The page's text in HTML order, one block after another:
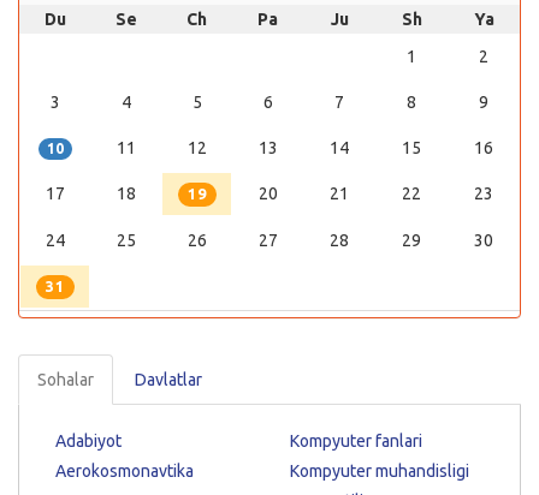
Du Se Ch Pa Ju Sh
Ya
1
2
3 4 5 6 7 8 9
10 11 12 13 14 15 16
17 18 19 20 21 22 23
24 25 26 27 28 29 30
31
Sohalar Davlatlar
Adabiyot
Aerokosmonavtika
Kompyuter fanlari
Kompyuter muhandisligi